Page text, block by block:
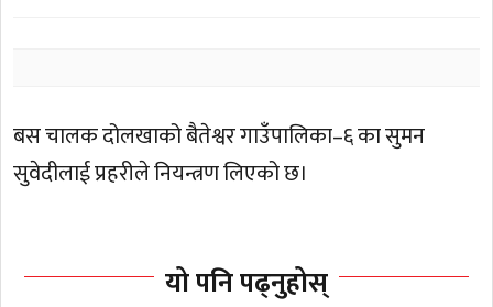
बस चालक दोलखाको बैतेश्वर गाउँपालिका–६ का सुमन
सुवेदीलाई प्रहरीले नियन्त्रण लिएको छ।
यो पनि पढ्नुहोस्